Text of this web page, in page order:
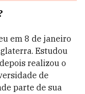
em 8 de janeiro
Estudou
realizou o
de
parte de sua